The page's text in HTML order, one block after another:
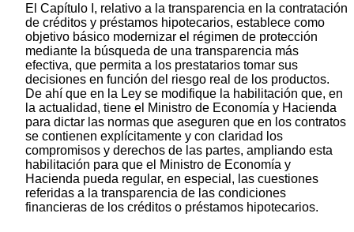
El Capítulo I, relativo a la transparencia en la contratación
de créditos y préstamos hipotecarios, establece como
objetivo básico modernizar el régimen de protección
mediante la búsqueda de una transparencia más
efectiva, que permita a los prestatarios tomar sus
decisiones en función del riesgo real de los productos.
De ahí que en la Ley se modifique la habilitación que, en
la actualidad, tiene el Ministro de Economía y Hacienda
para dictar las normas que aseguren que en los contratos
se contienen explícitamente y con claridad los
compromisos y derechos de las partes, ampliando esta
habilitación para que el Ministro de Economía y
Hacienda pueda regular, en especial, las cuestiones
referidas a la transparencia de las condiciones
financieras de los créditos o préstamos hipotecarios.